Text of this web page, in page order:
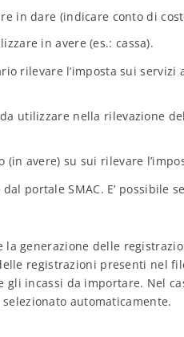
in dare (indicare conto di
in avere (es.: cassa).
rilevare l’imposta sui servizi
utilizzare nella rilevazione
avere) su sui rilevare
portale SMAC. E’ possibile
generazione delle
registrazioni presenti nel
incassi da importare. Nel
automaticamente.